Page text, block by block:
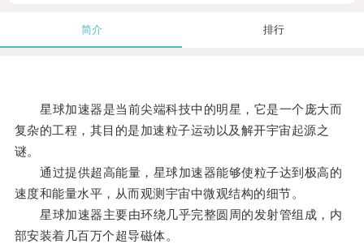
简介 排行
星球加速器是当前尖端科技中的明星，它是一个庞大而
复杂的工程，其目的是加速粒子运动以及解开宇宙起源之
谜。
通过提供超高能量，星球加速器能够使粒子达到极高的
速度和能量水平，从而观测宇宙中微观结构的细节。
星球加速器主要由环绕几乎完整圆周的发射管组成，内
部安装着几百万个超导磁体。